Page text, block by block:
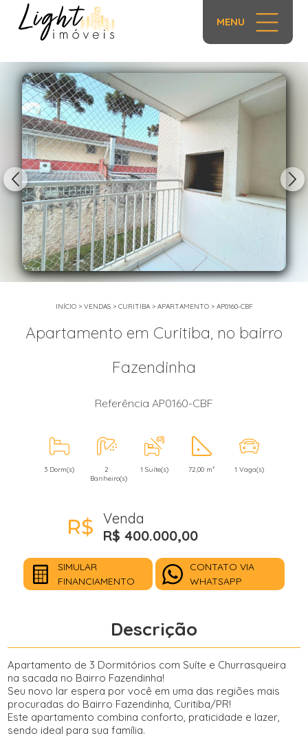
MENU
INÍCIO> VENDAS> CURITIBA> APARTAMENTO> AP0160-CBF
Apartamento em Curitiba, no bairro
Fazendinha
Referência AP0160-CBF
3 Dorm(s)
2
Banheiro(s)
1 Suíte(s) 72,00 m² 1 Vaga(s)
Venda
R$ 400.000,00
SIMULAR
FINANCIAMENTO
CONTATO VIA
WHATSAPP
Descrição
Apartamento de 3 Dormitórios com Suíte e Churrasqueira
na sacada no Bairro Fazendinha!
Seu novo lar espera por você em uma das regiões mais
procuradas do Bairro Fazendinha, Curitiba/PR!
Este apartamento combina conforto, praticidade e lazer,
sendo ideal para sua família.